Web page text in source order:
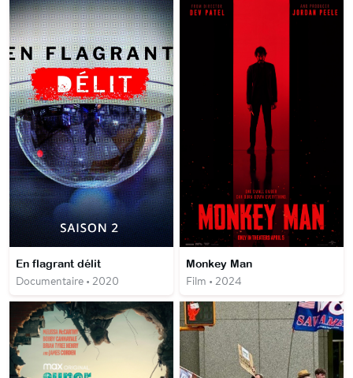
En flagrant délit
Documentaire • 2020
Monkey Man
Film • 2024